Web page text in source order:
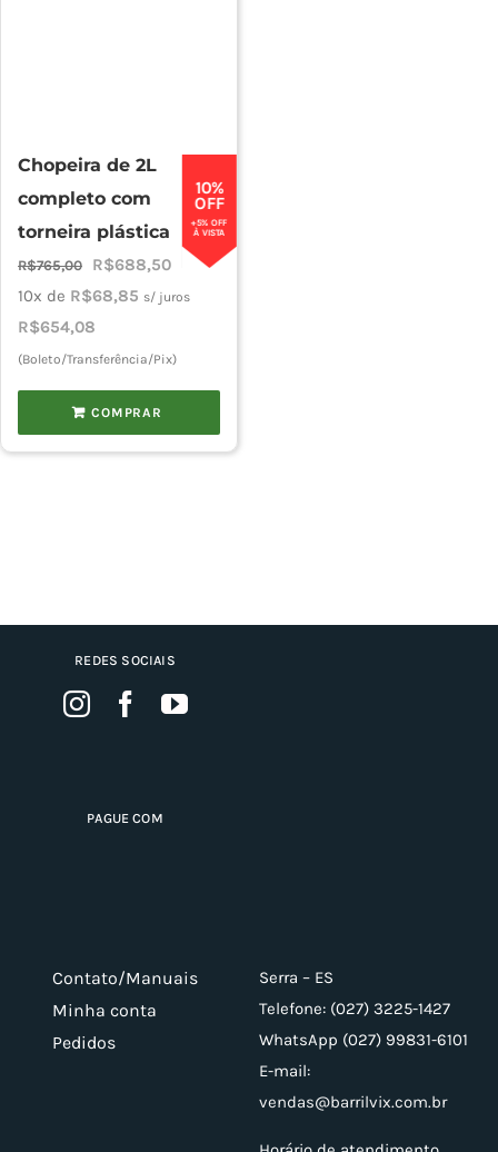
10%
OFF
+5% OFF
À VISTA
Chopeira de 2L
completo com
torneira plástica
R$765,00
O
preço
original
era:
R$765,00.
R$688,50O
preço
é:
R$688,50.
10x de R$68,85 s/ juros
R$654,08
(Boleto/Transferência/Pix)
COMPRAR
REDES SOCIAIS
PAGUE COM
Contato/Manuais
Minha conta
Pedidos
Serra – ES
Telefone: (027) 3225-1427
WhatsApp (027) 99831-6101
E-mail:
vendas@barrilvix.com.br